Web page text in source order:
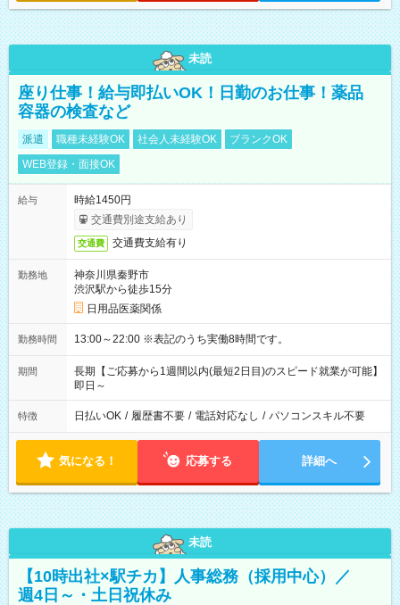
未読
座り仕事！給与即払いOK！日勤のお仕事！薬品
容器の検査など
派遣 職種未経験OK 社会人未経験OK
ブランクOK
WEB登録・面接OK
給与
時給1450円
交通費別途支給あり
交通費 交通費支給有り
勤務地
神奈川県秦野市
渋沢駅から徒歩15分
日用品医薬関係
勤務時間 13:00～22:00 ※表記のうち実働8時間です。
期間
長期【ご応募から1週間以内(最短2日目)のスピード就業が可能】
即日～
特徴 日払いOK / 履歴書不要 / 電話対応なし / パソコンスキル不要
気になる！ 応募する 詳細へ
未読
【10時出社×駅チカ】人事総務（採用中心）／
週4日～・土日祝休み